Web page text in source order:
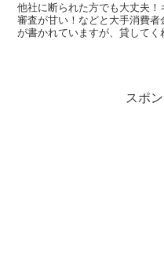
他社に断られた方でも大丈夫！
審査が甘い！などと大手消費
が書かれていますが、貸してく
スポ